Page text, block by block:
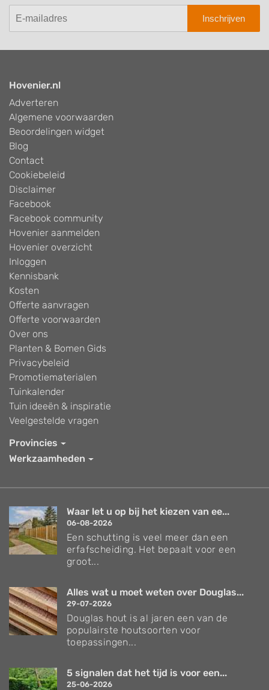
Inschrijven
Hovenier.nl
Adverteren
Algemene voorwaarden
Beoordelingen widget
Blog
Contact
Cookiebeleid
Disclaimer
Facebook
Facebook community
Hovenier aanmelden
Hovenier overzicht
Inloggen
Kennisbank
Kosten
Offerte aanvragen
Offerte voorwaarden
Over ons
Planten & Bomen Gids
Privacybeleid
Promotiematerialen
Tuinkalender
Tuin ideeën & inspiratie
Veelgestelde vragen
Provincies
Werkzaamheden
Waar let u op bij het kiezen van ee...
06-08-2026
Een schutting is veel meer dan een
erfafscheiding. Het bepaalt voor een
groot...
Alles wat u moet weten over Douglas...
29-07-2026
Douglas hout is al jaren een van de
populairste houtsoorten voor
toepassingen...
5 signalen dat het tijd is voor een...
25-06-2026